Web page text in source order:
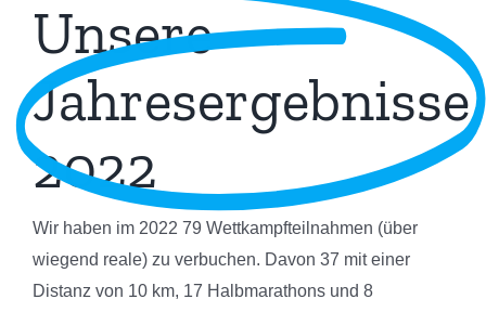
Unsere
Jahresergebnisse
2022
Wir haben im 2022 79 Wettkampfteilnahmen (über
wiegend reale) zu verbuchen. Davon 37 mit einer
Distanz von 10 km, 17 Halbmarathons und 8